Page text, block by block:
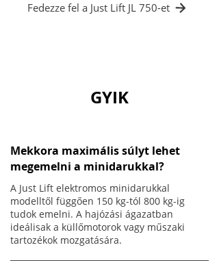
Fedezze fel a Just Lift JL 750-et
GYIK
Mekkora maximális súlyt lehet
megemelni a minidarukkal?
A Just Lift elektromos minidarukkal
modelltől függően 150 kg-tól 800 kg-ig
tudok emelni. A hajózási ágazatban
ideálisak a küllőmotorok vagy műszaki
tartozékok mozgatására.